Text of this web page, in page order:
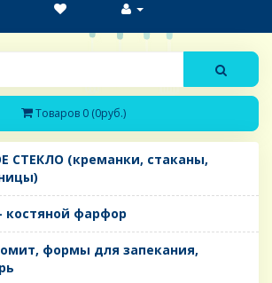
Товаров 0 (0руб.)
СТЕКЛО (креманки, стаканы,
костяной фарфор
формы для запекания,